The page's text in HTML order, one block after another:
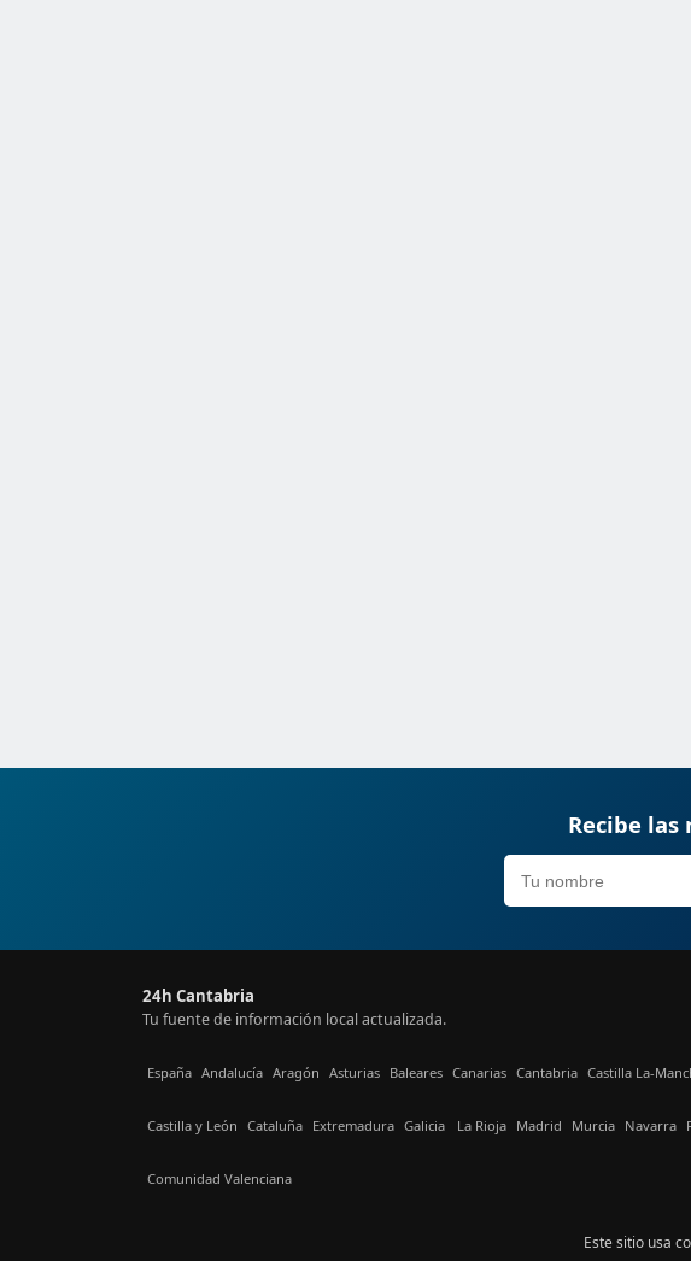
Recibe
24h Cantabria
Tu fuente de información local actualizada.
España Andalucía Aragón Asturias Baleares Canarias Cantabria Castilla La-
Castilla y León Cataluña Extremadura Galicia La Rioja Madrid Murcia Navarra
Comunidad Valenciana
Este sitio usa